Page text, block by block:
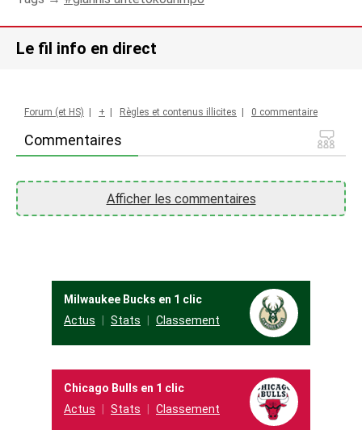
Le fil info en direct
Commentaires
Forum (et HS) + Règles et contenus illicites 0 commentaire
Afficher les commentaires
Milwaukee Bucks en 1 clic
Actus
Stats Classement
Chicago Bulls en 1 clic
Actus
Stats Classement